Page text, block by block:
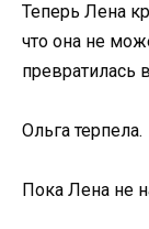
Теперь Лена
что она не
превратилась
Ольга терпела.
Пока Лена не